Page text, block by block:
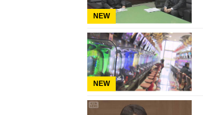
NEW
NEW